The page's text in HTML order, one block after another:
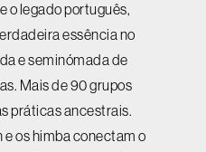
o legado português,
essência no
e seminómada de
Mais de 90 grupos
práticas ancestrais.
e os himba conectam o